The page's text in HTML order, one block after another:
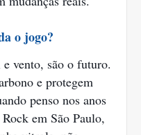
o jogo?
vento, são o futuro.
e protegem
penso nos anos
em São Paulo,